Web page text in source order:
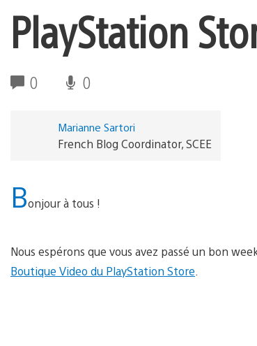
PlayStation
0 0
Marianne Sartori
French Blog Coordinator, SCEE
Bonjour à tous !
Nous espérons que vous avez passé un bon
Boutique Video du PlayStation Store